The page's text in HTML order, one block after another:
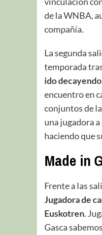
de la WNBA,
compañía.
La segunda
temporada
ido
encuentro en
conjuntos de
una jugadora
haciendo que
Made in
Frente a las
Jugadora de
Euskotren.
Gasca